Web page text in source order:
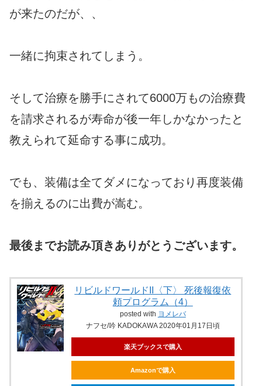
が来たのだが、、
一緒に拘束されてしまう。
そして治療を勝手にされて6000万もの治療費
を請求されるが寿命が後一年しかなかったと
教えられて延命する事に成功。
でも、装備は全てダメになっており再度装備
を揃えるのに出費が嵩む。
最後までお読み頂きありがとうございます。
リビルドワールドII〈下〉 死後報復依
頼プログラム（4）
posted with ヨメレバ
ナフセ/吟 KADOKAWA 2020年01月17日頃
楽天ブックスで購入
Amazonで購入